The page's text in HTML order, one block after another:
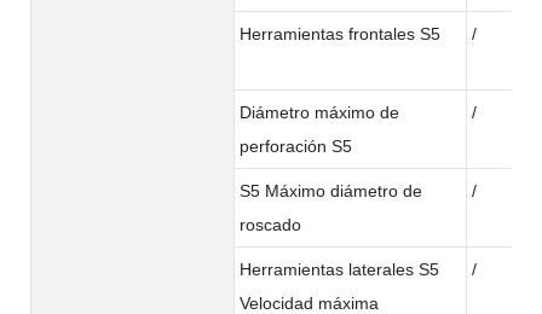
Herramientas frontales S5 /
Diámetro máximo de
perforación S5
/
S5 Máximo diámetro de
roscado
/
Herramientas laterales S5
Velocidad máxima
/